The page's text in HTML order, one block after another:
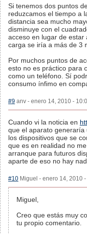
Si tenemos dos puntos
reduzcamos el tiempo a
distancia sea mucho
disminuye con el
acceso en lugar de
carga se iría a más de 3
Por muchos puntos de
esto no es práctico para
como un teléfono. Sí
consumo ínfimo en
#9 anv - enero 14, 2010 -
Cuando vi la noticia en
que el aparato generaría
los dispositivos que se
que es en realidad no
arranque para futuros
aparte de eso no hay
#10 Miguel - enero 14, 2010
Miguel,
Creo que estás muy
tu propio comentario.